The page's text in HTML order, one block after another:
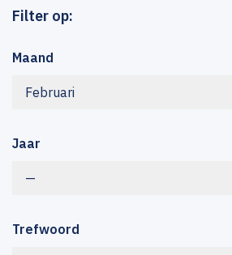
Filter op:
Maand
Februari
Jaar
—
Trefwoord